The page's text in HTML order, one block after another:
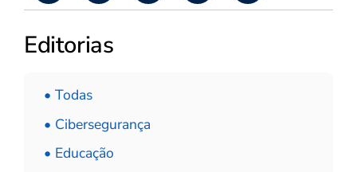
Editorias
• Todas
• Cibersegurança
• Educação